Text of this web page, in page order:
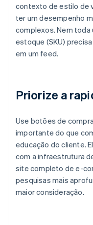
contexto de estilo de
ter um desempenho
complexos. Nem toda
estoque (SKU)
em um feed.
Priorize a
Use botões de
importante do que
educação do cliente.
com a infraestrutura
site completo de e-
pesquisas mais
maior consideração.